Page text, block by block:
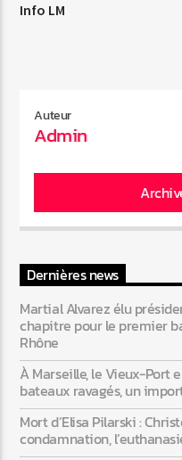
Info LM
Auteur
Admin
Dernières news
Martial Alvarez élu
chapitre pour le premier
Rhône
À Marseille, le Vieux-Port
bateaux ravagés, un
Mort d’Elisa Pilarski :
condamnation,